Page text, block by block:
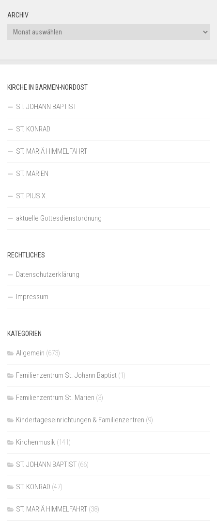
ARCHIV
Archiv
KIRCHE IN BARMEN-NORDOST
ST. JOHANN BAPTIST
ST. KONRAD
ST. MARIÄ HIMMELFAHRT
ST. MARIEN
ST. PIUS X.
aktuelle Gottesdienstordnung
RECHTLICHES
Datenschutzerklärung
Impressum
KATEGORIEN
Allgemein (673)
Familienzentrum St. Johann Baptist (1)
Familienzentrum St. Marien (3)
Kindertageseinrichtungen & Familienzentren (9)
Kirchenmusik (141)
ST. JOHANN BAPTIST (66)
ST. KONRAD (47)
ST. MARIÄ HIMMELFAHRT (38)